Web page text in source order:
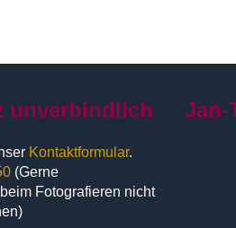
unverbindlich
Kontaktformular.
(Gerne
Fotografieren nicht
Jan-